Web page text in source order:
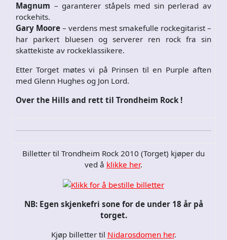
Magnum – garanterer ståpels med sin perlerad av
rockehits.
Gary Moore – verdens mest smakefulle rockegitarist –
har parkert bluesen og serverer ren rock fra sin
skattekiste av rockeklassikere.
Etter Torget møtes vi på Prinsen til en Purple aften
med Glenn Hughes og Jon Lord.
Over the Hills and rett til Trondheim Rock !
Billetter til Trondheim Rock 2010 (Torget) kjøper du
ved å klikke her.
NB: Egen skjenkefri sone for de under 18 år på
torget.
Kjøp billetter til Nidarosdomen her.